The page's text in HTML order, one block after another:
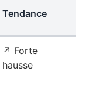
Tendance
↗ Forte
hausse